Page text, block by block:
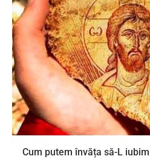
Cum putem învăța să-L